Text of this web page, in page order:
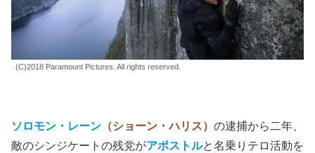
(C)2018 Paramount Pictures. All rights reserved.
ソロモン・レーン （ショーン・ハリス） の逮捕から二年、
敵のシンジケートの残党がアポストルと名乗りテロ活動を